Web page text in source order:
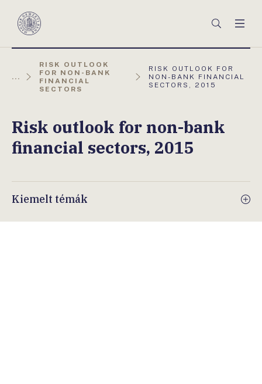
Magyar
Keresés
...
RISK OUTLOOK
FOR NON-BANK
FINANCIAL
SECTORS
AKTUÁLIS
OLDAL:
RISK OUTLOOK FOR
NON-BANK FINANCIAL
SECTORS, 2015
Risk outlook for non-bank
financial sectors, 2015
Kiemelt témák